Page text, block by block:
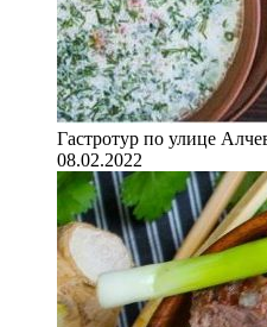
Гастротур по улице
08.02.2022